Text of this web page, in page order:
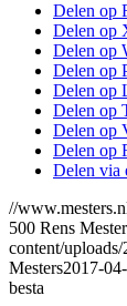
Delen op
Delen op
Delen op
Delen op
Delen op
Delen op
Delen op
Delen op
Delen via
//
500 Rens
content/
Mesters2017-
besta